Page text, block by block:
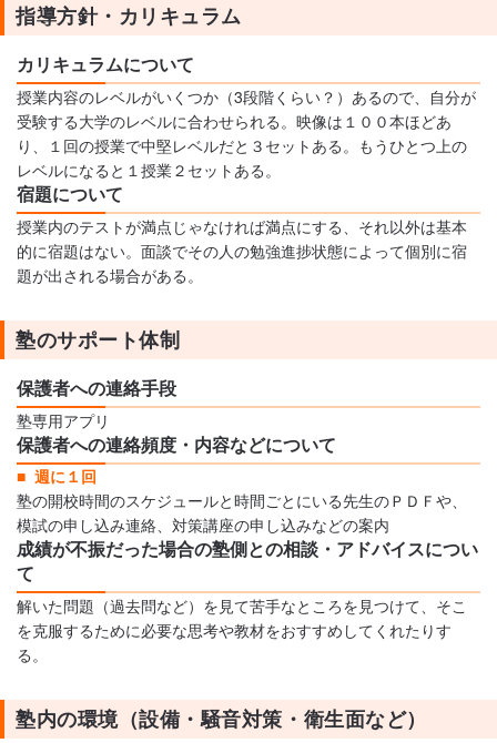
指導方針・カリキュラム
カリキュラムについて
授業内容のレベルがいくつか（3段階くらい？）あるので、自分が
受験する大学のレベルに合わせられる。映像は１００本ほどあ
り、１回の授業で中堅レベルだと３セットある。もうひとつ上の
レベルになると１授業２セットある。
宿題について
授業内のテストが満点じゃなければ満点にする、それ以外は基本
的に宿題はない。面談でその人の勉強進捗状態によって個別に宿
題が出される場合がある。
塾のサポート体制
保護者への連絡手段
塾専用アプリ
保護者への連絡頻度・内容などについて
週に１回
塾の開校時間のスケジュールと時間ごとにいる先生のＰＤＦや、
模試の申し込み連絡、対策講座の申し込みなどの案内
成績が不振だった場合の塾側との相談・アドバイスについ
て
解いた問題（過去問など）を見て苦手なところを見つけて、そこ
を克服するために必要な思考や教材をおすすめしてくれたりす
る。
塾内の環境（設備・騒音対策・衛生面など）